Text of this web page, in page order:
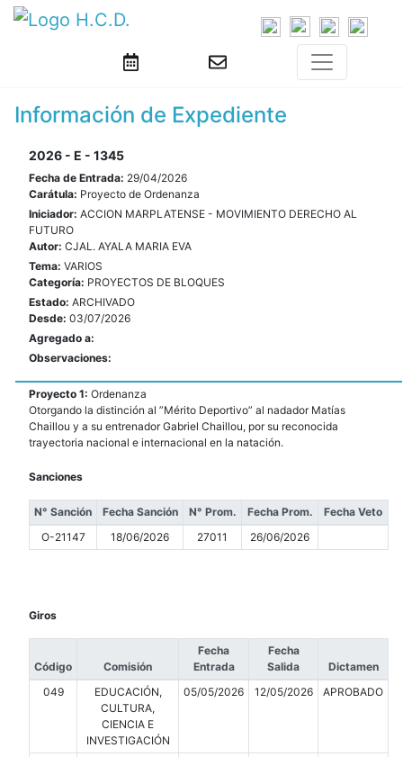
Información de Expediente
2026 - E - 1345
Fecha de Entrada: 29/04/2026
Carátula: Proyecto de Ordenanza
Iniciador: ACCION MARPLATENSE - MOVIMIENTO DERECHO AL
FUTURO
Autor: CJAL. AYALA MARIA EVA
Tema: VARIOS
Categoría: PROYECTOS DE BLOQUES
Estado: ARCHIVADO
Desde: 03/07/2026
Agregado a:
Observaciones:
Proyecto 1: Ordenanza
Otorgando la distinción al ”Mérito Deportivo” al nadador Matías
Chaillou y a su entrenador Gabriel Chaillou, por su reconocida
trayectoria nacional e internacional en la natación.
Sanciones
N° Sanción Fecha Sanción N° Prom. Fecha Prom.
Fecha Veto
O-21147
18/06/2026 27011 26/06/2026
Giros
Código Comisión
Fecha
Entrada
Fecha
Salida
Dictamen
049
EDUCACIÓN,
CULTURA,
CIENCIA E
INVESTIGACIÓN
05/05/2026 12/05/2026 APROBADO